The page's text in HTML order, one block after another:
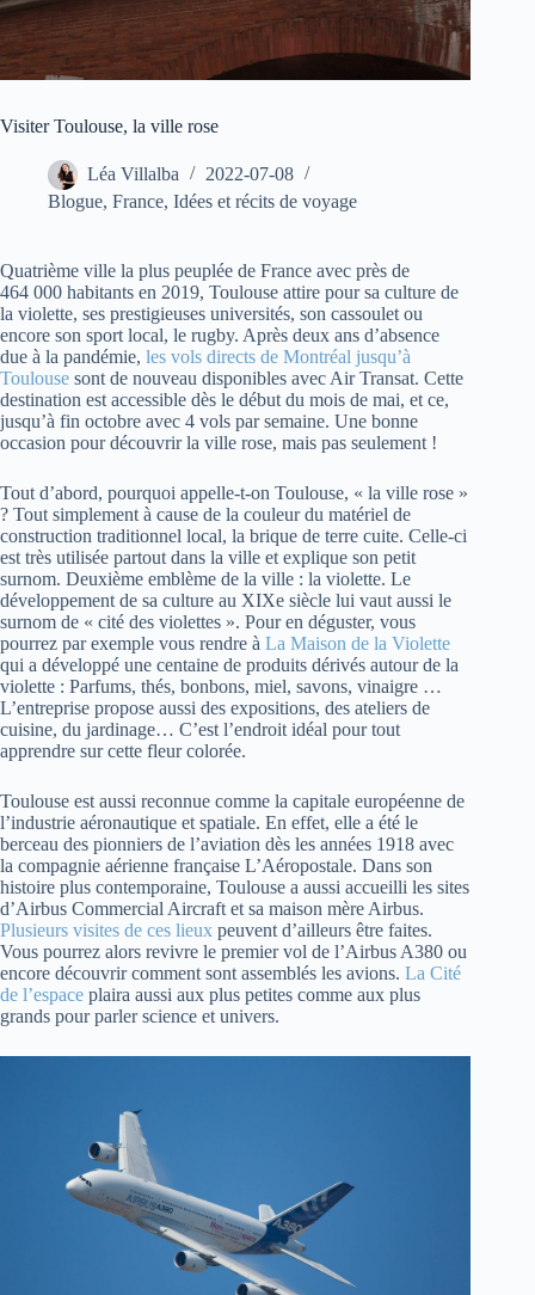
Visiter Toulouse, la ville rose
Léa Villalba
2022-07-08
Blogue, France, Idées et récits de voyage
Quatrième ville la plus peuplée de France avec près de
464 000 habitants en 2019, Toulouse attire pour sa culture de
la violette, ses prestigieuses universités, son cassoulet ou
encore son sport local, le rugby. Après deux ans d’absence
due à la pandémie, les vols directs de Montréal jusqu’à
Toulouse sont de nouveau disponibles avec Air Transat. Cette
destination est accessible dès le début du mois de mai, et ce,
jusqu’à fin octobre avec 4 vols par semaine. Une bonne
occasion pour découvrir la ville rose, mais pas seulement !
Tout d’abord, pourquoi appelle-t-on Toulouse, « la ville rose »
? Tout simplement à cause de la couleur du matériel de
construction traditionnel local, la brique de terre cuite. Celle-ci
est très utilisée partout dans la ville et explique son petit
surnom. Deuxième emblème de la ville : la violette. Le
développement de sa culture au XIXe siècle lui vaut aussi le
surnom de « cité des violettes ». Pour en déguster, vous
pourrez par exemple vous rendre à La Maison de la Violette
qui a développé une centaine de produits dérivés autour de la
violette : Parfums, thés, bonbons, miel, savons, vinaigre …
L’entreprise propose aussi des expositions, des ateliers de
cuisine, du jardinage… C’est l’endroit idéal pour tout
apprendre sur cette fleur colorée.
Toulouse est aussi reconnue comme la capitale européenne de
l’industrie aéronautique et spatiale. En effet, elle a été le
berceau des pionniers de l’aviation dès les années 1918 avec
la compagnie aérienne française L’Aéropostale. Dans son
histoire plus contemporaine, Toulouse a aussi accueilli les sites
d’Airbus Commercial Aircraft et sa maison mère Airbus.
Plusieurs visites de ces lieux peuvent d’ailleurs être faites.
Vous pourrez alors revivre le premier vol de l’Airbus A380 ou
encore découvrir comment sont assemblés les avions. La Cité
de l’espace plaira aussi aux plus petites comme aux plus
grands pour parler science et univers.